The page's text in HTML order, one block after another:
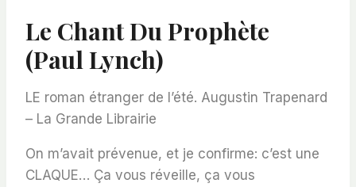
Le Chant Du Prophète
(Paul Lynch)
LE roman étranger de l’été. Augustin Trapenard
– La Grande Librairie
On m’avait prévenue, et je confirme: c’est une
CLAQUE… Ça vous réveille, ça vous